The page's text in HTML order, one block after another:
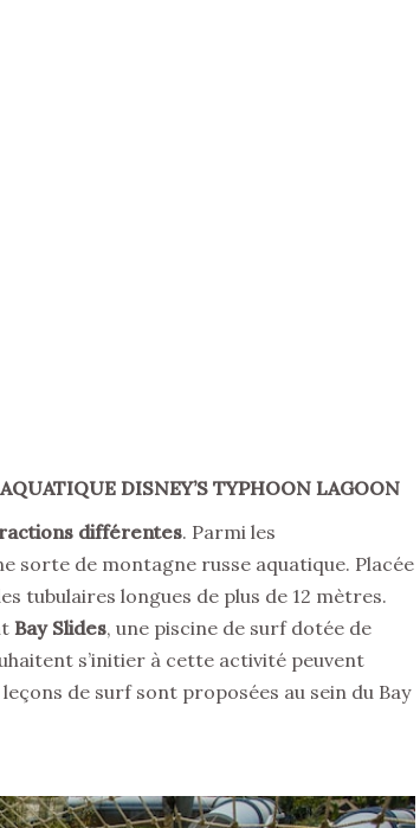
DISNEY’S TYPHOON LAGOON
différentes. Parmi les
sorte de montagne russe aquatique. Placée
tubulaires longues de plus de 12 mètres.
Bay Slides, une piscine de surf dotée de
s’initier à cette activité peuvent
de surf sont proposées au sein du Bay